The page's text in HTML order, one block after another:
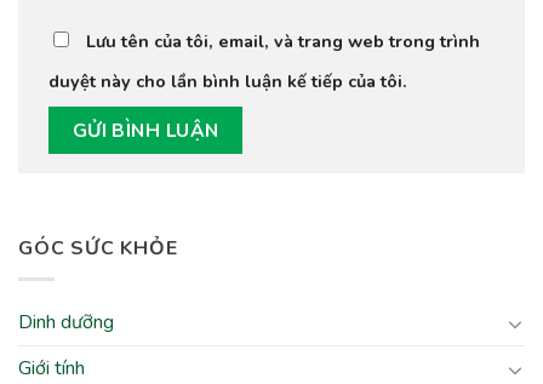
GÓC SỨC KHỎE
Dinh dưỡng
Giới tính
Lưu tên của tôi, email, và trang web trong trình
duyệt này cho lần bình luận kế tiếp của tôi.